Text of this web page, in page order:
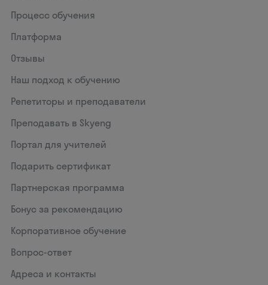
Процесс обучения
Платформа
Отзывы
Наш подход к обучению
Репетиторы и преподаватели
Преподавать в Skyeng
Портал для учителей
Подарить сертификат
Партнерская программа
Бонус за рекомендацию
Корпоративное обучение
Вопрос-ответ
Адреса и контакты